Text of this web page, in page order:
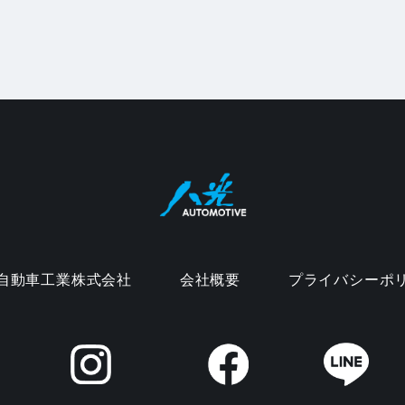
動車工業株式会社 会社概要 プライバシーポ